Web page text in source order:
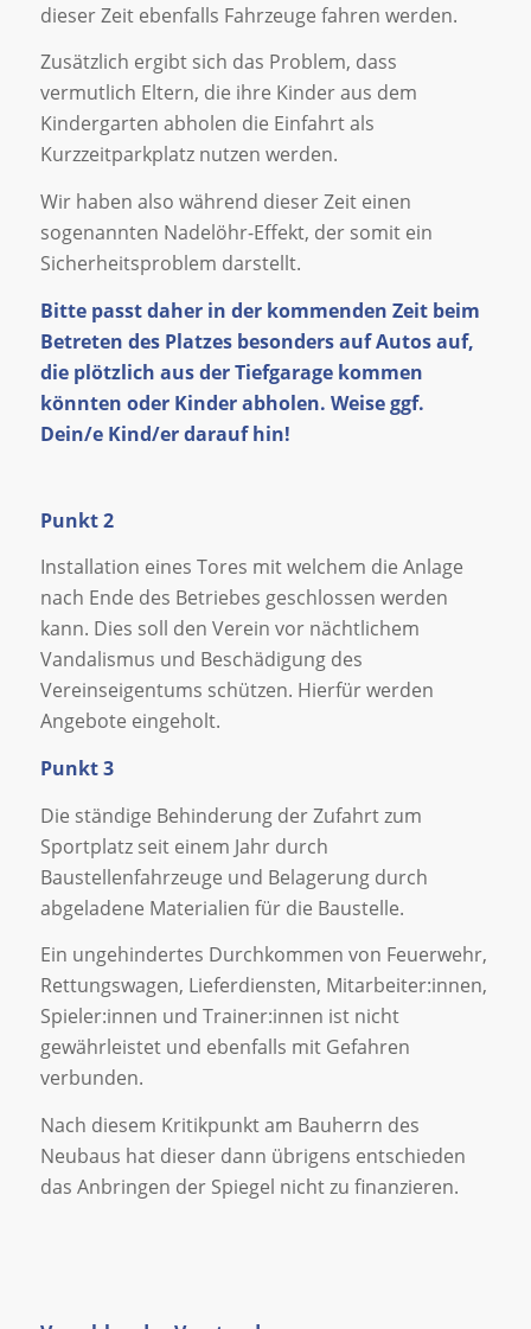
dieser Zeit ebenfalls Fahrzeuge fahren werden.
Zusätzlich ergibt sich das Problem, dass
vermutlich Eltern, die ihre Kinder aus dem
Kindergarten abholen die Einfahrt als
Kurzzeitparkplatz nutzen werden.
Wir haben also während dieser Zeit einen
sogenannten Nadelöhr-Effekt, der somit ein
Sicherheitsproblem darstellt.
Bitte passt daher in der kommenden Zeit beim
Betreten des Platzes besonders auf Autos auf,
die plötzlich aus der Tiefgarage kommen
könnten oder Kinder abholen. Weise ggf.
Dein/e Kind/er darauf hin!
Punkt 2
Installation eines Tores mit welchem die Anlage
nach Ende des Betriebes geschlossen werden
kann. Dies soll den Verein vor nächtlichem
Vandalismus und Beschädigung des
Vereinseigentums schützen. Hierfür werden
Angebote eingeholt.
Punkt 3
Die ständige Behinderung der Zufahrt zum
Sportplatz seit einem Jahr durch
Baustellenfahrzeuge und Belagerung durch
abgeladene Materialien für die Baustelle.
Ein ungehindertes Durchkommen von Feuerwehr,
Rettungswagen, Lieferdiensten, Mitarbeiter:innen,
Spieler:innen und Trainer:innen ist nicht
gewährleistet und ebenfalls mit Gefahren
verbunden.
Nach diesem Kritikpunkt am Bauherrn des
Neubaus hat dieser dann übrigens entschieden
das Anbringen der Spiegel nicht zu finanzieren.